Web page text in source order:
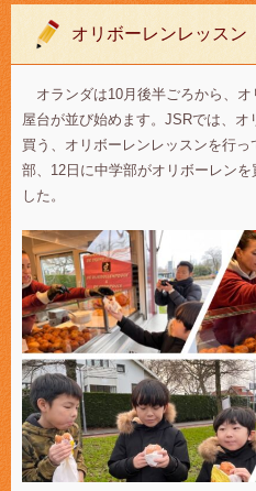
オリボーレンレッスン
オランダは10月後半ごろから、
屋台が並び始めます。JSRでは、
買う、オリボーレンレッスンを行
部、12日に中学部がオリボーレン
した。